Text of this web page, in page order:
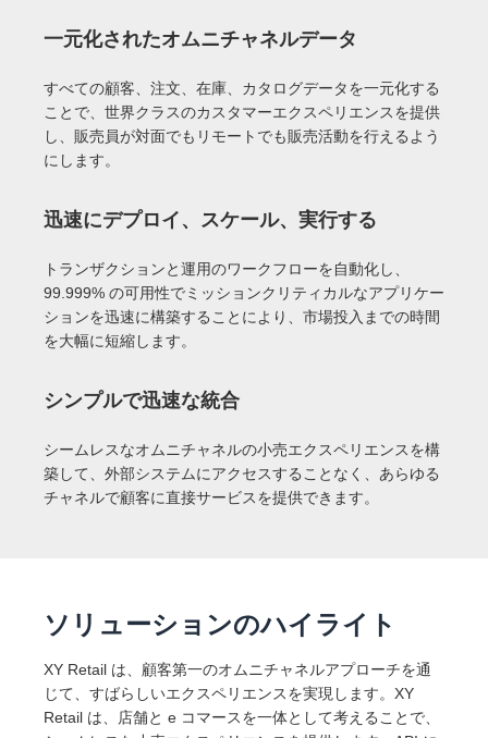
一元化されたオムニチャネルデータ
すべての顧客、注文、在庫、カタログデータを一元化する
ことで、世界クラスのカスタマーエクスペリエンスを提供
し、販売員が対面でもリモートでも販売活動を行えるよう
にします。
迅速にデプロイ、スケール、実行する
トランザクションと運用のワークフローを自動化し、
99.999% の可用性でミッションクリティカルなアプリケー
ションを迅速に構築することにより、市場投入までの時間
を大幅に短縮します。
シンプルで迅速な統合
シームレスなオムニチャネルの小売エクスペリエンスを構
築して、外部システムにアクセスすることなく、あらゆる
チャネルで顧客に直接サービスを提供できます。
ソリューションのハイライト
XY Retail は、顧客第一のオムニチャネルアプローチを通
じて、すばらしいエクスペリエンスを実現します。XY
Retail は、店舗と e コマースを一体として考えることで、